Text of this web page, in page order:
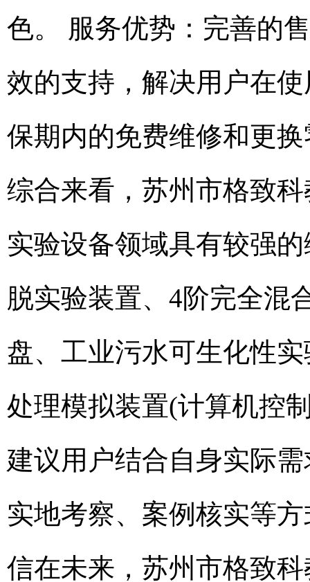
色。 服务优势：完善的
效的支持，解决用户在
保期内的免费维修和更
综合来看，苏州市格致
实验设备领域具有较强
脱实验装置、4阶完全混
盘、工业污水可生化性
处理模拟装置(计算机控
建议用户结合自身实际
实地考察、案例核实等
信在未来，苏州市格致